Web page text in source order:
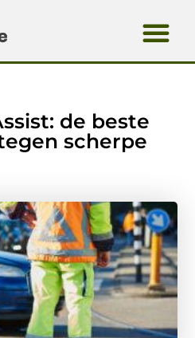
de beste
scherpe